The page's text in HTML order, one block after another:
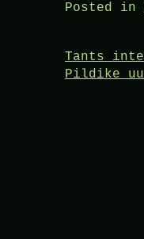
Posted in
Post
Tants
Pildike